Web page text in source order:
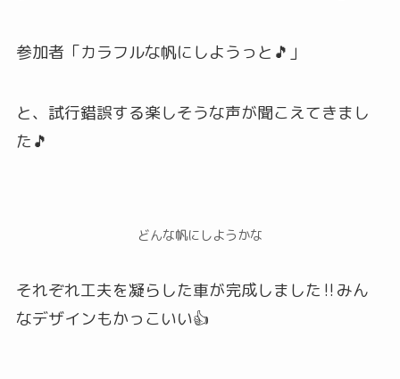
参加者「カラフルな帆にしようっと🎵」
と、試行錯誤する楽しそうな声が聞こえてきまし
た🎵
どんな帆にしようかな
それぞれ工夫を凝らした車が完成しました‼みん
なデザインもかっこいい👍